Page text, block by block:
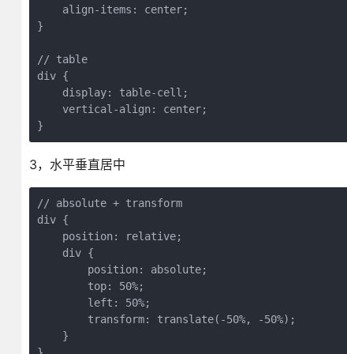
    align-items: center;
}
// table
div {
    display: table-cell;
    vertical-align: center;
}
3，水平垂直居中
// absolute + transform
div {
    position: relative;
    div {
        position: absolute;
        top: 50%;
        left: 50%;
        transform: translate(-50%, -50%);
    }